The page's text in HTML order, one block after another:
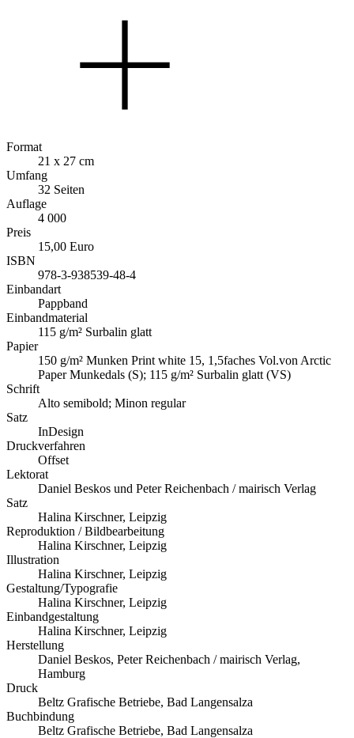
Format
21 x 27 cm
Umfang
32 Seiten
Auflage
4 000
Preis
15,00 Euro
ISBN
978-3-938539-48-4
Einbandart
Pappband
Einbandmaterial
115 g/m² Surbalin glatt
Papier
150 g/m² Munken Print white 15, 1,5faches Vol.von Arctic
Paper Munkedals (S); 115 g/m² Surbalin glatt (VS)
Schrift
Alto semibold; Minon regular
Satz
InDesign
Druckverfahren
Offset
Lektorat
Daniel Beskos und Peter Reichenbach / mairisch Verlag
Satz
Halina Kirschner, Leipzig
Reproduktion / Bildbearbeitung
Halina Kirschner, Leipzig
Illustration
Halina Kirschner, Leipzig
Gestaltung/Typografie
Halina Kirschner, Leipzig
Einbandgestaltung
Halina Kirschner, Leipzig
Herstellung
Daniel Beskos, Peter Reichenbach / mairisch Verlag,
Hamburg
Druck
Beltz Grafische Betriebe, Bad Langensalza
Buchbindung
Beltz Grafische Betriebe, Bad Langensalza